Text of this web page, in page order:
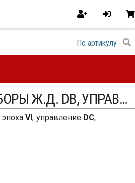
СТАРТОВЫЕ НАБОРЫ Ж.Д. DB, УПРАВЛЕНИЕ DC VI ЭПОХИ
эпоха VI, управление DC,